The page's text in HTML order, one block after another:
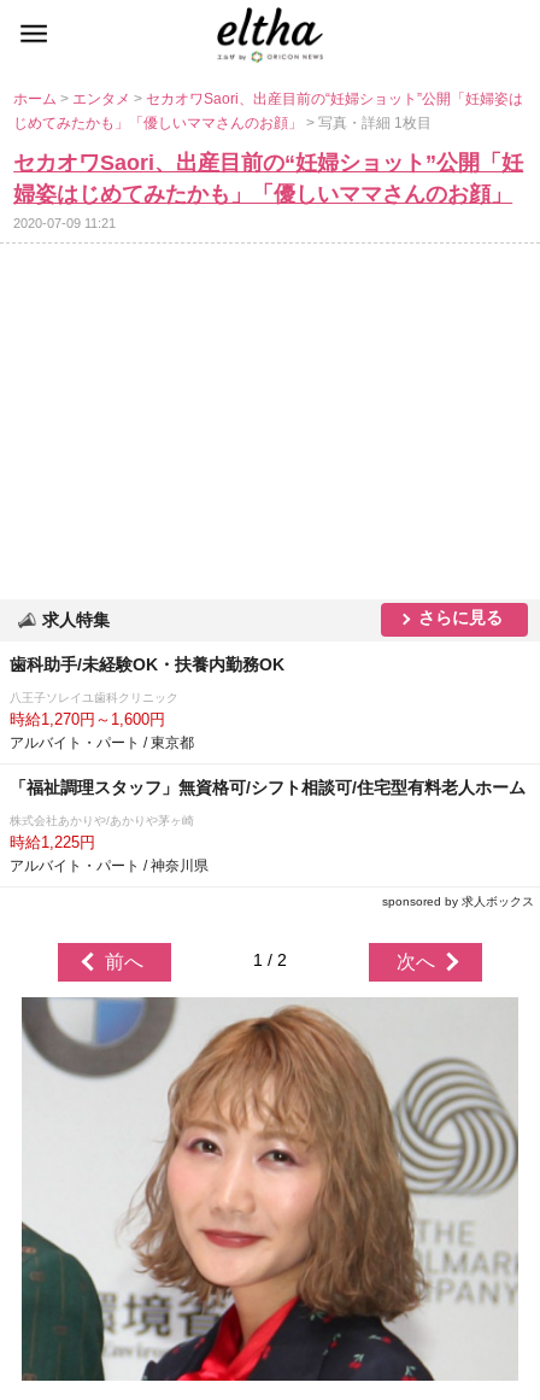
ホーム> エンタメ> セカオワSaori、出産目前の“妊婦ショット”公開「妊婦姿は
じめてみたかも」「優しいママさんのお顔」> 写真・詳細 1枚目
セカオワSaori、出産目前の“妊婦ショット”公開「妊
婦姿はじめてみたかも」「優しいママさんのお顔」
2020-07-09 11:21
求人特集 さらに見る
歯科助手/未経験OK・扶養内勤務OK
八王子ソレイユ歯科クリニック
時給1,270円～1,600円
アルバイト・パート / 東京都
「福祉調理スタッフ」無資格可/シフト相談可/住宅型有料老人ホーム
株式会社あかりや/あかりや茅ヶ崎
時給1,225円
アルバイト・パート / 神奈川県
sponsored by 求人ボックス
前へ 1 / 2 次へ